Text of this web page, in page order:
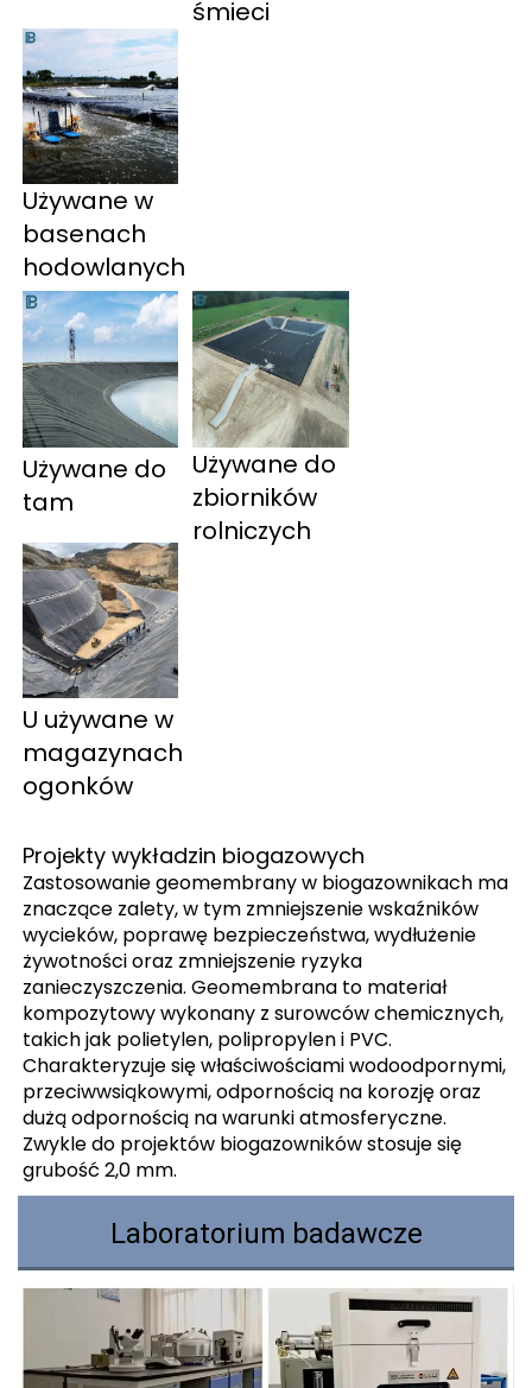
śmieci
Używane w
basenach
hodowlanych
Używane do
tam
Używane do
zbiorników
rolniczych
U używane w
magazynach
ogonków
Projekty wykładzin biogazowych
Zastosowanie geomembrany w biogazownikach ma
znaczące zalety, w tym zmniejszenie wskaźników
wycieków, poprawę bezpieczeństwa, wydłużenie
żywotności oraz zmniejszenie ryzyka
zanieczyszczenia. Geomembrana to materiał
kompozytowy wykonany z surowców chemicznych,
takich jak polietylen, polipropylen i PVC.
Charakteryzuje się właściwościami wodoodpornymi,
przeciwwsiąkowymi, odpornością na korozję oraz
dużą odpornością na warunki atmosferyczne.
Zwykle do projektów biogazowników stosuje się
grubość 2,0 mm.
Laboratorium badawcze